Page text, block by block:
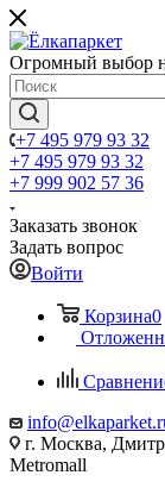
Огромный выбор
+7 495 979 93 32
+7 495 979 93 32
+7 999 902 57 36
Заказать звонок
Задать вопрос
Войти
Корзина0
г. Москва,
Metromall